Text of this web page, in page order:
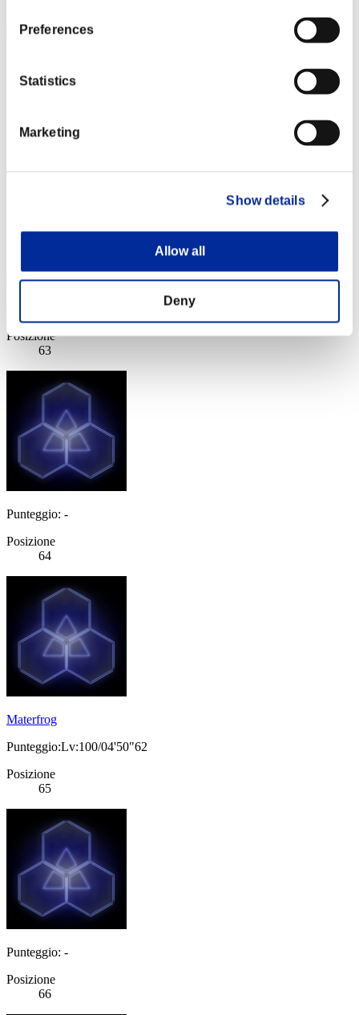
Preferences
Statistics
Marketing
Show details
Allow all
Deny
Posizione
Kami Storm Kennedy
Posizione
63
Punteggio: -
Posizione
64
Materfrog
Punteggio:Lv:100/04'50"62
Posizione
65
Punteggio: -
Posizione
66